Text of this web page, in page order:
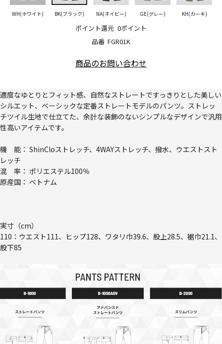
品番 FGR01K
ポイント還元 0ポイント
WH(ホワイト) BK(ブラック) NA(ネイビー) GE(グレー) KH(カーキ)
商品のお問い合わせ
適度なゆとりとフィット感、自然なストレートですっきりとした美しい
シルエット、ベーシックな定番ストレートモデルのパンツ。ストレッ
チツイル生地で仕立てた、余計な装飾のないシンプルなデザインで汎用
性高いアイテムです。
機 能： ShinCloストレッチ、4WAYストレッチ、撥水、ウエストスト
レッチ
混 率： ポリエステル100％
原産国： ベトナム
実寸（cm）
110：ウエスト111、ヒップ128、ワタリ巾39.6、股上28.5、裾巾21.1、
股下85